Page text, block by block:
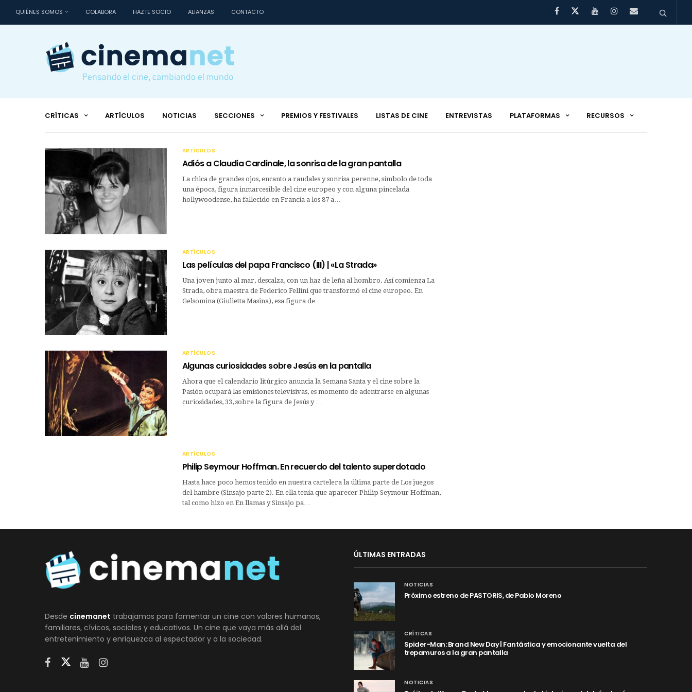
QUIÉNES SOMOS COLABORA HAZTE SOCIO ALIANZAS CONTACTO
CRÍTICAS ARTÍCULOS NOTICIAS SECCIONES PREMIOS Y FESTIVALES LISTAS DE CINE ENTREVISTAS PLATAFORMAS RECURSOS
ARTÍCULOS
Adiós a Claudia Cardinale, la sonrisa de la gran pantalla
La chica de grandes ojos, encanto a raudales y sonrisa perenne, símbolo de toda
una época, figura inmarcesible del cine europeo y con alguna pincelada
hollywoodense, ha fallecido en Francia a los 87 a…
ARTÍCULOS
Las películas del papa Francisco (III) | «La Strada»
Una joven junto al mar, descalza, con un haz de leña al hombro. Así comienza La
Strada, obra maestra de Federico Fellini que transformó el cine europeo. En
Gelsomina (Giulietta Masina), esa figura de …
ARTÍCULOS
Algunas curiosidades sobre Jesús en la pantalla
Ahora que el calendario litúrgico anuncia la Semana Santa y el cine sobre la
Pasión ocupará las emisiones televisivas, es momento de adentrarse en algunas
curiosidades, 33, sobre la figura de Jesús y …
ARTÍCULOS
Philip Seymour Hoffman. En recuerdo del talento superdotado
Hasta hace poco hemos tenido en nuestra cartelera la última parte de Los juegos
del hambre (Sinsajo parte 2). En ella tenía que aparecer Philip Seymour Hoffman,
tal como hizo en En llamas y Sinsajo pa…
Desde cinemanet trabajamos para fomentar un cine con valores humanos,
familiares, cívicos, sociales y educativos. Un cine que vaya más allá del
entretenimiento y enriquezca al espectador y a la sociedad.
ÚLTIMAS ENTRADAS
NOTICIAS
Próximo estreno de PASTORIS, de Pablo Moreno
CRÍTICAS
Spider-Man: Brand New Day | Fantástica y emocionante vuelta del
trepamuros a la gran pantalla
NOTICIAS